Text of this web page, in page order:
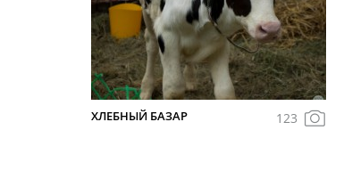
ХЛЕБНЫЙ БАЗАР 123